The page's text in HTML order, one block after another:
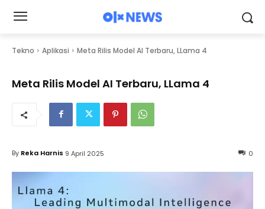
Tekno Aplikasi Meta Rilis Model AI Terbaru, LLama 4
Meta Rilis Model AI Terbaru, LLama 4
0
By Reka Harnis 9 April 2025